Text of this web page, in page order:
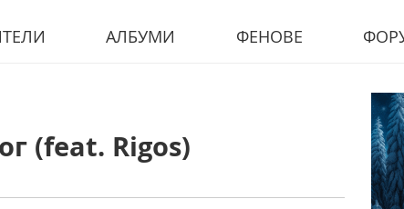
АЛБУМИ ФЕНОВЕ
(feat. Rigos)